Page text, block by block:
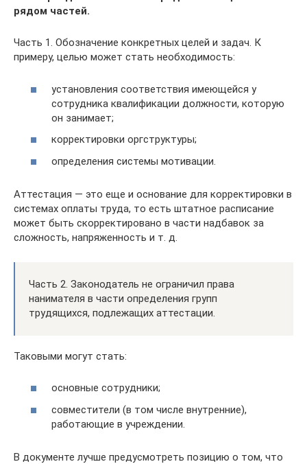
рядом частей.
Часть 1. Обозначение конкретных целей и задач. К
примеру, целью может стать необходимость:
установления соответствия имеющейся у
сотрудника квалификации должности, которую
он занимает;
корректировки оргструктуры;
определения системы мотивации.
Аттестация — это еще и основание для корректировки в
системах оплаты труда, то есть штатное расписание
может быть скорректировано в части надбавок за
сложность, напряженность и т. д.
Часть 2. Законодатель не ограничил права
нанимателя в части определения групп
трудящихся, подлежащих аттестации.
Таковыми могут стать:
основные сотрудники;
совместители (в том числе внутренние),
работающие в учреждении.
В документе лучше предусмотреть позицию о том, что